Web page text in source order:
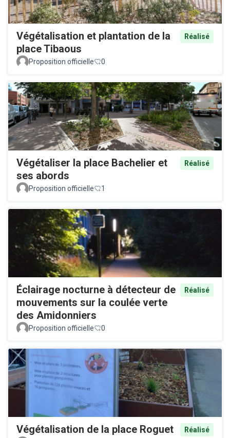
Végétalisation et plantation de la
place Tibaous
Réalisé
Proposition officielle 0
Végétaliser la place Bachelier et
ses abords
Réalisé
Proposition officielle 1
Éclairage nocturne à détecteur de
mouvements sur la coulée verte
des Amidonniers
Réalisé
Proposition officielle 0
Végétalisation de la place Roguet
Réalisé